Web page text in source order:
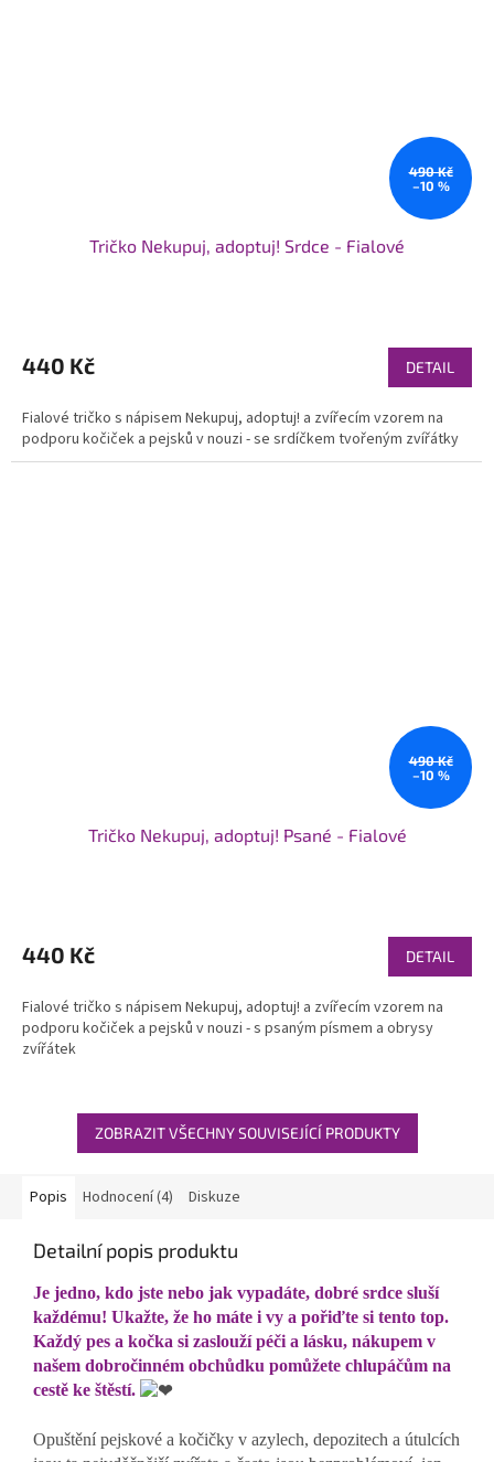
490 Kč
–10 %
Tričko Nekupuj, adoptuj! Srdce - Fialové
produktu
je
z
5
hvězdiček.
440 Kč DETAIL
Fialové tričko s nápisem Nekupuj, adoptuj! a zvířecím vzorem na
podporu kočiček a pejsků v nouzi - se srdíčkem tvořeným zvířátky
490 Kč
–10 %
Tričko Nekupuj, adoptuj! Psané - Fialové
produktu
je
z
5
hvězdiček.
440 Kč DETAIL
Fialové tričko s nápisem Nekupuj, adoptuj! a zvířecím vzorem na
podporu kočiček a pejsků v nouzi - s psaným písmem a obrysy
zvířátek
ZOBRAZIT VŠECHNY SOUVISEJÍCÍ PRODUKTY
Popis Hodnocení (4) Diskuze
Detailní popis produktu
Je jedno, kdo jste nebo jak vypadáte, dobré srdce sluší
každému! Ukažte, že ho máte i vy a pořiďte si tento top.
Každý pes a kočka si zaslouží péči a lásku, nákupem v
našem dobročinném obchůdku pomůžete chlupáčům na
cestě ke štěstí.
Opuštění pejskové a kočičky v azylech, depozitech a útulcích